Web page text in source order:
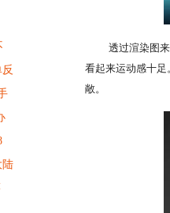
陆
透过渲染图
看起来运动感十
敞。